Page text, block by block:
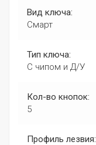
Вид ключа:
Смарт
Тип ключа:
С чипом и Д/У
Кол-во кнопок:
5
Профиль лезвия: